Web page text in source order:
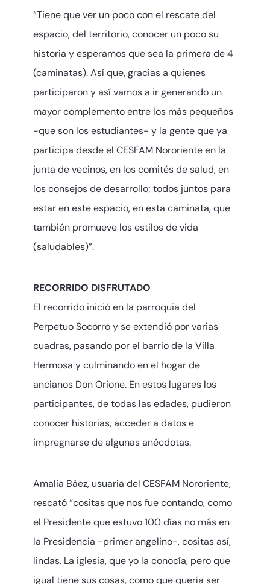
“Tiene que ver un poco con el rescate del
espacio, del territorio, conocer un poco su
historia y esperamos que sea la primera de 4
(caminatas). Así que, gracias a quienes
participaron y así vamos a ir generando un
mayor complemento entre los más pequeños
-que son los estudiantes- y la gente que ya
participa desde el CESFAM Nororiente en la
junta de vecinos, en los comités de salud, en
los consejos de desarrollo; todos juntos para
estar en este espacio, en esta caminata, que
también promueve los estilos de vida
(saludables)”.
RECORRIDO DISFRUTADO
El recorrido inició en la parroquia del
Perpetuo Socorro y se extendió por varias
cuadras, pasando por el barrio de la Villa
Hermosa y culminando en el hogar de
ancianos Don Orione. En estos lugares los
participantes, de todas las edades, pudieron
conocer historias, acceder a datos e
impregnarse de algunas anécdotas.
Amalia Báez, usuaria del CESFAM Nororiente,
rescató “cositas que nos fue contando, como
el Presidente que estuvo 100 días no más en
la Presidencia -primer angelino-, cositas así,
lindas. La iglesia, que yo la conocía, pero que
igual tiene sus cosas, como que quería ser